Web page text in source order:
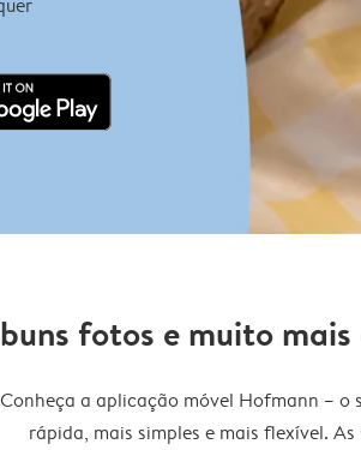
fotos e muito
Conheça a aplicação móvel Hofmann – o
rápida, mais simples e mais flexível.